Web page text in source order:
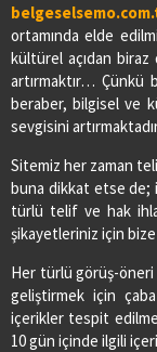
ortamında elde
kültürel açıdan biraz
artırmaktır… Çünkü
beraber, bilgisel ve
sevgisini
Sitemiz her zaman
buna dikkat etse de;
türlü telif ve hak
şikayetleriniz için bize
Her türlü görüş-
geliştirmek için
içerikler tespit
10 gün içinde ilgili